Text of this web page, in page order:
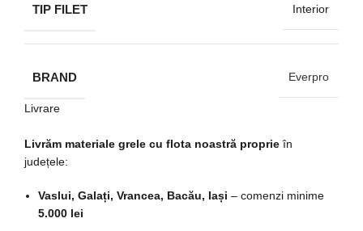
TIP FILET Interior
BRAND Everpro
Livrare
Livrăm materiale grele cu flota noastră proprie în
județele:
Vaslui, Galați, Vrancea, Bacău, Iași – comenzi minime
5.000 lei